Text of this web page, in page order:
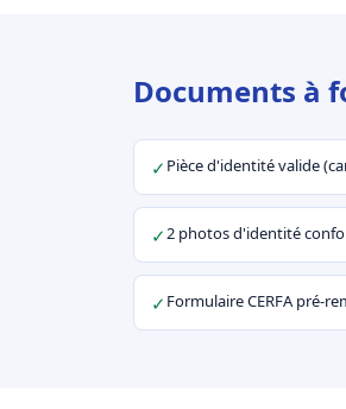
Documents à
✓ Pièce d'identité valide
✓2 photos d'identité
✓ Formulaire CERFA pré-